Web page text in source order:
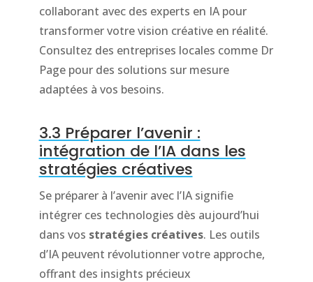
collaborant avec des experts en IA pour
transformer votre vision créative en réalité.
Consultez des entreprises locales comme Dr
Page pour des solutions sur mesure
adaptées à vos besoins.
3.3 Préparer l’avenir :
intégration de l’IA dans les
stratégies créatives
Se préparer à l’avenir avec l’IA signifie
intégrer ces technologies dès aujourd’hui
dans vos stratégies créatives. Les outils
d’IA peuvent révolutionner votre approche,
offrant des insights précieux